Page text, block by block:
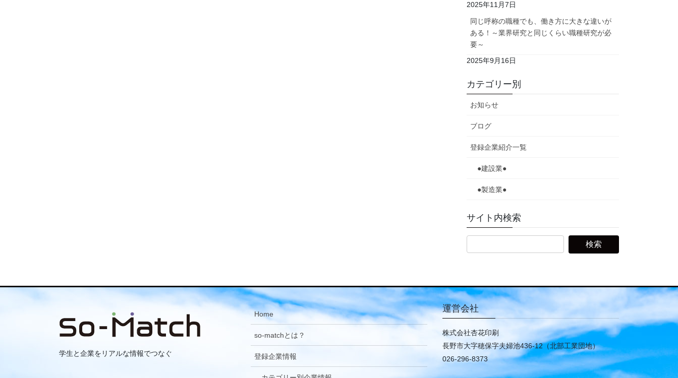
2025年11月7日
同じ呼称の職種でも、働き方に大きな違いが
ある！～業界研究と同じくらい職種研究が必
要～
2025年9月16日
カテゴリー別
お知らせ
ブログ
登録企業紹介一覧
●建設業●
●製造業●
サイト内検索
学生と企業をリアルな情報でつなぐ
Home
so-matchとは？
登録企業情報
運営会社
株式会社杏花印刷
長野市大字穂保字夫婦池436-12（北部工業団地）
026-296-8373